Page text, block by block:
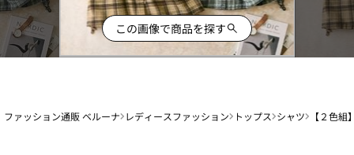
この画像で商品を探す
ファッション通販 ベルーナ レディースファッション トップス シャツ 【２色